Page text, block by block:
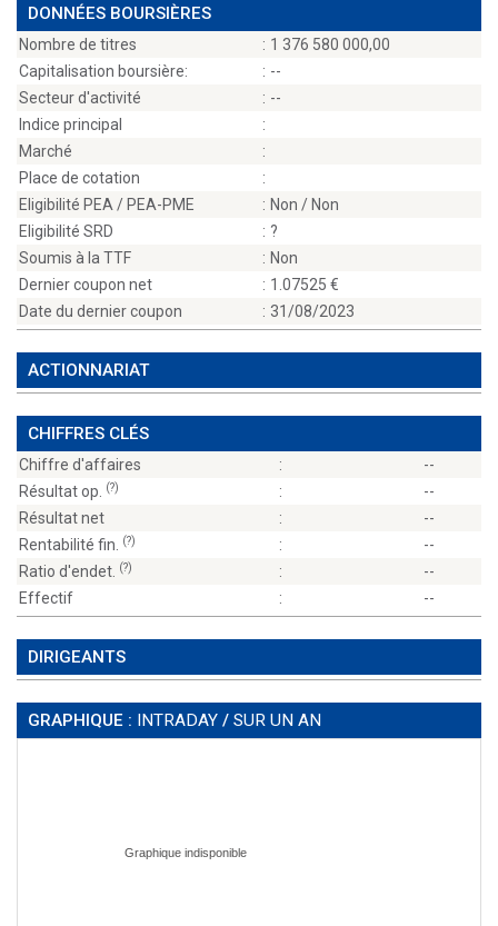
DONNÉES BOURSIÈRES
Nombre de titres : 1 376 580 000,00
Capitalisation boursière:
: --
Secteur d'activité
: --
Indice principal
:
Marché
:
Place de cotation
:
Eligibilité PEA / PEA-PME
: Non / Non
Eligibilité SRD
: ?
Soumis à la TTF
: Non
Dernier coupon net
: 1.07525
Date du dernier coupon
: 31/08/2023
ACTIONNARIAT
CHIFFRES CLÉS
Chiffre d'affaires :
--
Résultat op.
(?) :
--
Résultat net
:
--
Rentabilité fin.
(?) :
--
Ratio d'endet. (?) :
--
Effectif
: --
DIRIGEANTS
GRAPHIQUE : INTRADAY / SUR UN AN